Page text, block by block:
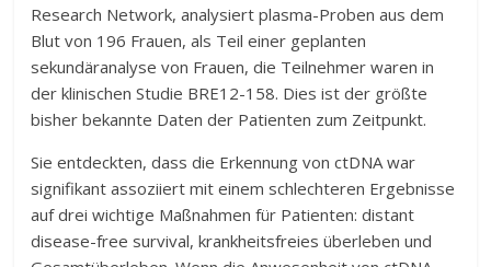
Research Network, analysiert plasma-Proben aus dem
Blut von 196 Frauen, als Teil einer geplanten
sekundäranalyse von Frauen, die Teilnehmer waren in
der klinischen Studie BRE12-158. Dies ist der größte
bisher bekannte Daten der Patienten zum Zeitpunkt.
Sie entdeckten, dass die Erkennung von ctDNA war
signifikant assoziiert mit einem schlechteren Ergebnisse
auf drei wichtige Maßnahmen für Patienten: distant
disease-free survival, krankheitsfreies überleben und